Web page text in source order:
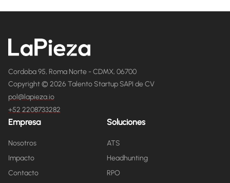
Cordoba 95, Roma Norte - CDMX, 06700
Copyright © 2026 Talento Startup SAPI de CV
pol@lapieza.io
+52 2208733282
Empresa
Nosotros
Impacto
Contacto
Soluciones
ATS
Headhunting
RPO